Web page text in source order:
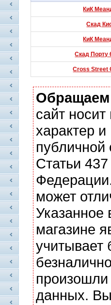
КиК
Скад
КиК
Скад Порту
Cross Street
сайт
характер
Статьи
может
магазине
учитывает
данных. Вы